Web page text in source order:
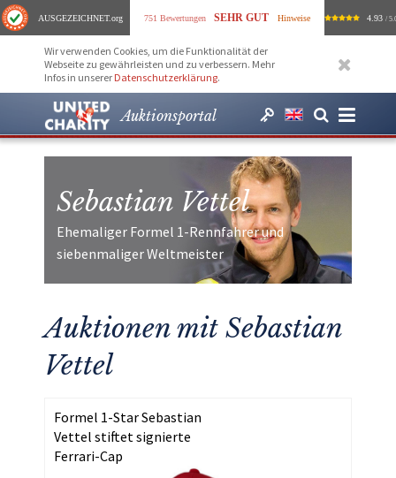
AUSGEZEICHNET.org 751 Bewertungen SEHR GUT Hinweise 4.93 /
Wir verwenden Cookies, um die Funktionalität der
Webseite zu gewährleisten und zu verbessern. Mehr
Infos in unserer Datenschutzerklärung.
Auktionsportal
Sebastian Vettel
Ehemaliger Formel 1-Rennfahrer und
siebenmaliger Weltmeister
Auktionen mit Sebastian
Vettel
Formel 1-Star Sebastian
Vettel stiftet signierte
Ferrari-Cap